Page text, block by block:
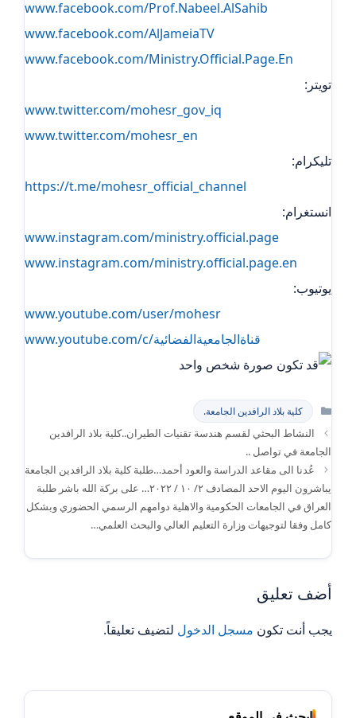
www.facebook.com/Prof.Nabeel.AlSahib
www.facebook.com/AlJameiaTV
www.facebook.com/Ministry.Official.Page.En
تويتر:
www.twitter.com/mohesr_gov_iq
www.twitter.com/mohesr_en
تليكرام:
https://t.me/mohesr_official_channel
انستغرام:
www.instagram.com/ministry.official.page
www.instagram.com/ministry.official.page.en
يوتيوب:
www.youtube.com/user/mohesr
www.youtube.com/c/قناةالجامعيةالفضائية
التصنيفات
كلية بلاد الرافدين الجامعة.
النشاط البحثي لقسم هندسة تقنيات الطيران..كلية بلاد الرافدين
الجامعة في تواصل ..
عُدنا الى مقاعد الدراسة والعود أحمد…طلبة كلية بلاد الرافدين الجامعة
يباشرون اليوم الاحد المصادف ٢/ ١٠ / ٢٠٢٢… على بركة الله باشر طلبة
العراق في الجامعات الحكومية والاهلية دوامهم الرسمي الحضوري وبشكل
كامل وفقا لتوجيهات وزارة التعليم العالي والبحث العلمي…
أضف تعليق
يجب أنت تكون مسجل الدخول لتضيف تعليقاً.